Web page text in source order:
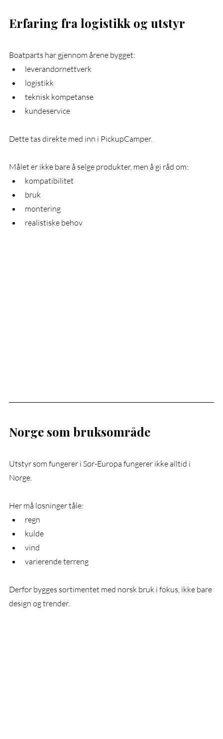
Erfaring fra logistikk og utstyr
Boatparts har gjennom årene bygget:
leverandørnettverk
logistikk
teknisk kompetanse
kundeservice
Dette tas direkte med inn i PickupCamper.
Målet er ikke bare å selge produkter, men å gi råd om:
kompatibilitet
bruk
montering
realistiske behov
Norge som bruksområde
Utstyr som fungerer i Sør-Europa fungerer ikke alltid i
Norge.
Her må løsninger tåle:
regn
kulde
vind
varierende terreng
Derfor bygges sortimentet med norsk bruk i fokus, ikke bare
design og trender.